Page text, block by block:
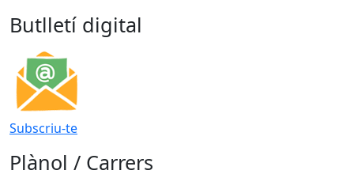
Butlletí digital
Subscriu-te
Plànol / Carrers